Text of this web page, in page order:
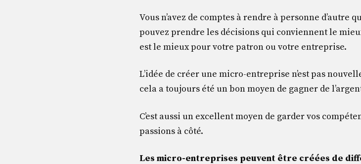
Vous n’avez de comptes à rendre à personne d’autre
pouvez prendre les décisions qui conviennent le
est le mieux pour votre patron ou votre entreprise.
L’idée de créer une micro-entreprise n’est pas
cela a toujours été un bon moyen de gagner de
C’est aussi un excellent moyen de garder vos
passions à côté.
Les micro-entreprises peuvent être créées de